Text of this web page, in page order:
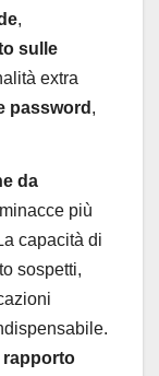
,
sulle
extra
password ,
da
più
capacità di
sospetti,
rapporto